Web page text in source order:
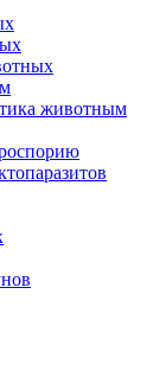
животным